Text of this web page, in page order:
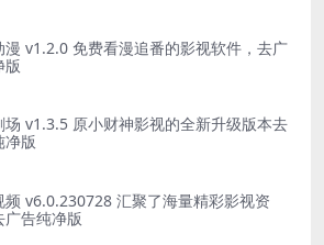
漫 v1.2.0 免费看漫追番的影视软件，去广
版
场 v1.3.5 原小财神影视的全新升级版本去
净版
频 v6.0.230728 汇聚了海量精彩影视资
广告纯净版